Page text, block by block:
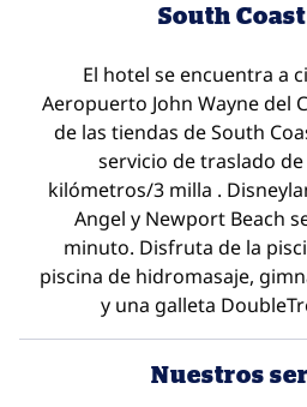
South
El hotel se encuentra a
Aeropuerto John Wayne del
de las tiendas de South
servicio de traslado
kilómetros/3 milla .
Angel y Newport Beach
minuto. Disfruta de la
piscina de hidromasaje,
y una galleta
Nuestros